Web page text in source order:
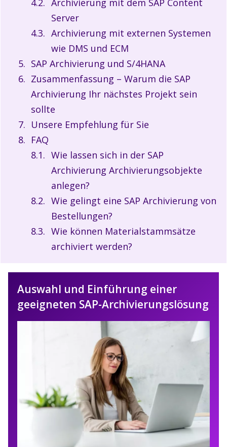
Archivierung mit dem SAP Content
Server
Archivierung mit externen Systemen
wie DMS und ECM
SAP Archivierung und S/4HANA
Zusammenfassung – Warum die SAP
Archivierung Ihr nächstes Projekt sein
sollte
Unsere Empfehlung für Sie
FAQ
Wie lassen sich in der SAP
Archivierung Archivierungsobjekte
anlegen?
Wie gelingt eine SAP Archivierung von
Bestellungen?
Wie können Materialstammsätze
archiviert werden?
Auswahl und Einführung einer
geeigneten SAP-Archivierungslösung